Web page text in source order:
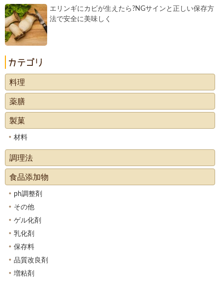
エリンギにカビが生えたら?NGサインと正しい保存方
法で安全に美味しく
料理
薬膳
製菓
材料
調理法
食品添加物
ph調整剤
その他
ゲル化剤
乳化剤
保存料
品質改良剤
増粘剤